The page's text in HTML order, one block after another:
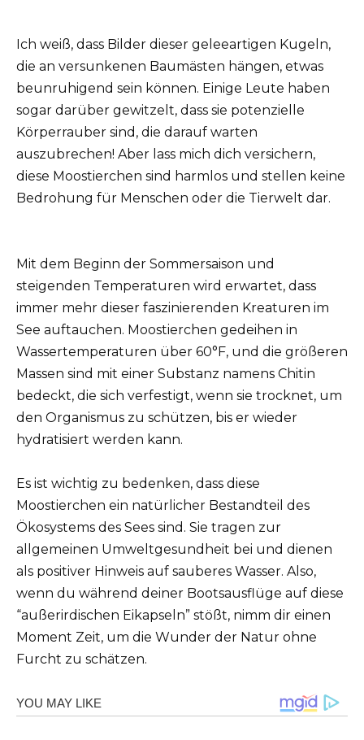
Ich weiß, dass Bilder dieser geleeartigen Kugeln,
die an versunkenen Baumästen hängen, etwas
beunruhigend sein können. Einige Leute haben
sogar darüber gewitzelt, dass sie potenzielle
Körperrauber sind, die darauf warten
auszubrechen! Aber lass mich dich versichern,
diese Moostierchen sind harmlos und stellen keine
Bedrohung für Menschen oder die Tierwelt dar.
Mit dem Beginn der Sommersaison und
steigenden Temperaturen wird erwartet, dass
immer mehr dieser faszinierenden Kreaturen im
See auftauchen. Moostierchen gedeihen in
Wassertemperaturen über 60°F, und die größeren
Massen sind mit einer Substanz namens Chitin
bedeckt, die sich verfestigt, wenn sie trocknet, um
den Organismus zu schützen, bis er wieder
hydratisiert werden kann.
Es ist wichtig zu bedenken, dass diese
Moostierchen ein natürlicher Bestandteil des
Ökosystems des Sees sind. Sie tragen zur
allgemeinen Umweltgesundheit bei und dienen
als positiver Hinweis auf sauberes Wasser. Also,
wenn du während deiner Bootsausflüge auf diese
“außerirdischen Eikapseln” stößt, nimm dir einen
Moment Zeit, um die Wunder der Natur ohne
Furcht zu schätzen.